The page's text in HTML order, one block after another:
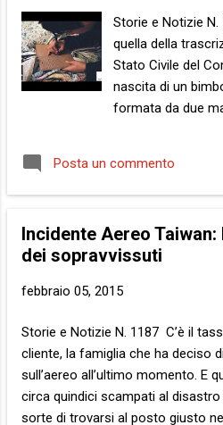
indesiderabili
ci sono taluni che
nascono. E il
sentenza del fato
Storie e Notizie N.
quella della
Stato Civile del
nascita di un
formata da due
rallegramenti.
seguono. Iniziano
scorrere su uno
velocità doppia,
auspicabilmente.
Care mamme,
avrei da dirvi. Mai
scritte. Esclamate
squarciagola.
Posta un commento
Incidente Aereo Taiwan:
dei sopravvissuti
febbraio 05, 2015
Storie e Notizie N. 1187 C’è il
cliente, la famiglia che ha deciso
sull’aereo all’ultimo momento. E
circa quindici scampati al
sorte di trovarsi al posto giusto